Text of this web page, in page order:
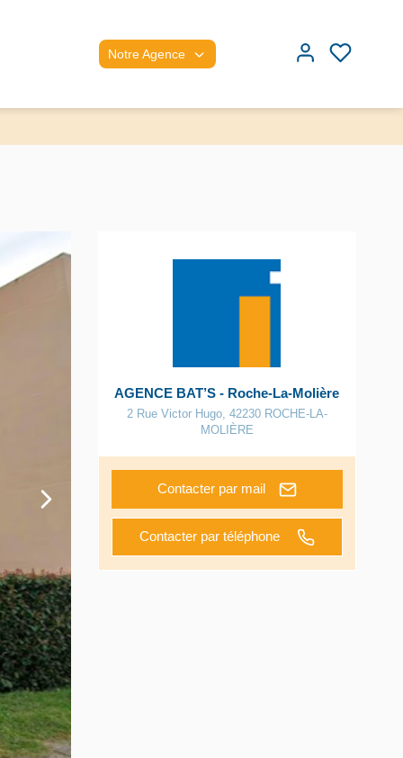
Notre Agence
AGENCE BAT’S - Roche-La-Molière
2 Rue Victor Hugo, 42230 ROCHE-LA-
MOLIÈRE
Contacter par mail
Contacter par téléphone